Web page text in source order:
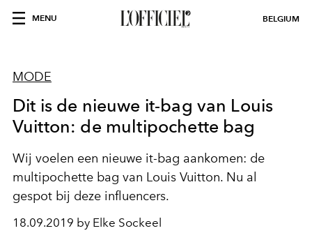
MENU BELGIUM
MODE
Dit is de nieuwe it-bag van Louis
Vuitton: de multipochette bag
Wij voelen een nieuwe it-bag aankomen: de
multipochette bag van Louis Vuitton. Nu al
gespot bij deze influencers.
18.09.2019 by Elke Sockeel